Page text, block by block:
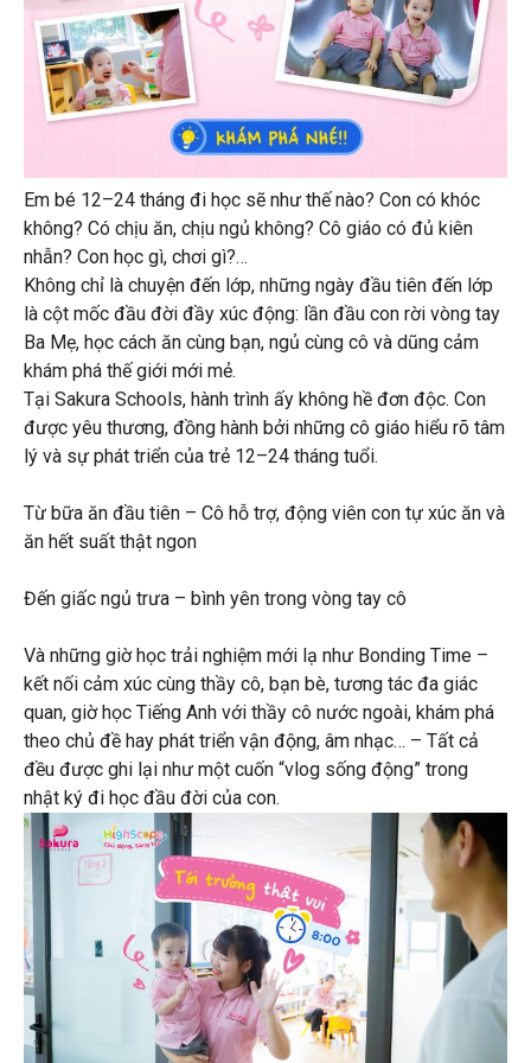
Em bé 12–24 tháng đi học sẽ như thế nào? Con có khóc
không? Có chịu ăn, chịu ngủ không? Cô giáo có đủ kiên
nhẫn? Con học gì, chơi gì?…
Không chỉ là chuyện đến lớp, những ngày đầu tiên đến lớp
là cột mốc đầu đời đầy xúc động: lần đầu con rời vòng tay
Ba Mẹ, học cách ăn cùng bạn, ngủ cùng cô và dũng cảm
khám phá thế giới mới mẻ.
Tại Sakura Schools, hành trình ấy không hề đơn độc. Con
được yêu thương, đồng hành bởi những cô giáo hiểu rõ tâm
lý và sự phát triển của trẻ 12–24 tháng tuổi.
Từ bữa ăn đầu tiên – Cô hỗ trợ, động viên con tự xúc ăn và
ăn hết suất thật ngon
Đến giấc ngủ trưa – bình yên trong vòng tay cô
Và những giờ học trải nghiệm mới lạ như Bonding Time –
kết nối cảm xúc cùng thầy cô, bạn bè, tương tác đa giác
quan, giờ học Tiếng Anh với thầy cô nước ngoài, khám phá
theo chủ đề hay phát triển vận động, âm nhạc… – Tất cả
đều được ghi lại như một cuốn “vlog sống động” trong
nhật ký đi học đầu đời của con.